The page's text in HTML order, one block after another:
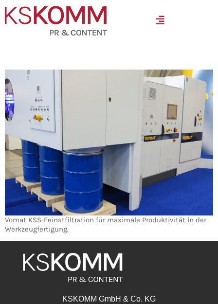
MENÜ
Vomat KSS-Feinstfiltration für maximale Produktivität in der
Werkzeugfertigung.
KSKOMM GmbH & Co. KG